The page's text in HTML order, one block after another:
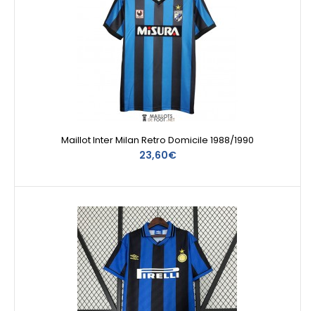
Maillot Inter Milan Retro Domicile 1988/1990
23,60€